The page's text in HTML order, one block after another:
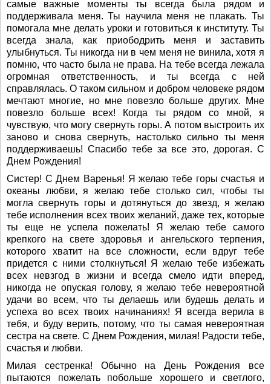
самые важные моменты ты всегда была рядом и
поддерживала меня. Ты научила меня не плакать. Ты
помогала мне делать уроки и готовиться к институту. Ты
всегда знала, как приободрить меня и заставить
улыбнуться. Ты никогда ни в чем меня не винила, хотя я
помню, что часто была не права. На тебе всегда лежала
огромная ответственность, и ты всегда с ней
справлялась. О таком сильном и добром человеке рядом
мечтают многие, но мне повезло больше других. Мне
повезло больше всех! Когда ты рядом со мной, я
чувствую, что могу свернуть горы. А потом выстроить их
заново и снова свернуть, настолько сильно ты меня
поддерживаешь! Спасибо тебе за все это, дорогая. С
Днем Рождения!
Систер! С Днем Варенья! Я желаю тебе горы счастья и
океаны любви, я желаю тебе столько сил, чтобы ты
могла свернуть горы и дотянуться до звезд, я желаю
тебе исполнения всех твоих желаний, даже тех, которые
ты еще не успела пожелать! Я желаю тебе самого
крепкого на свете здоровья и ангельского терпения,
которого хватит на все сложности, если вдруг тебе
придется с ними столкнуться! Я желаю тебе избежать
всех невзгод в жизни и всегда смело идти вперед,
никогда не опуская голову, я желаю тебе невероятной
удачи во всем, что ты делаешь или будешь делать и
успеха во всех твоих начинаниях! Я всегда верила в
тебя, и буду верить, потому, что ты самая невероятная
сестра на свете. С Днем Рождения, милая! Радости тебе,
счастья и любви.
Милая сестренка! Обычно на День Рождения все
пытаются пожелать побольше хорошего и светлого,